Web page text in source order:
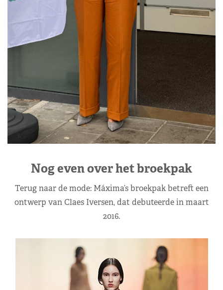
Nog even over het broekpak
Terug naar de mode: Máxima’s broekpak betreft een
ontwerp van Claes Iversen, dat debuteerde in maart
2016.